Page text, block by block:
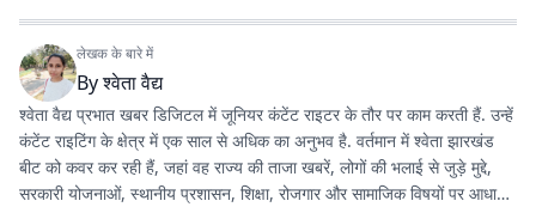
लेखक के बारे में
Byश्वेता वैद्य
श्वेता वैद्य प्रभात खबर डिजिटल में जूनियर कंटेंट राइटर के तौर पर काम करती हैं. उन्हें
कंटेंट राइटिंग के क्षेत्र में एक साल से अधिक का अनुभव है. वर्तमान में श्वेता झारखंड
बीट को कवर कर रही हैं, जहां वह राज्य की ताजा खबरें, लोगों की भलाई से जुड़े मुद्दे,
सरकारी योजनाओं, स्थानीय प्रशासन, शिक्षा, रोजगार और सामाजिक विषयों पर आधारित